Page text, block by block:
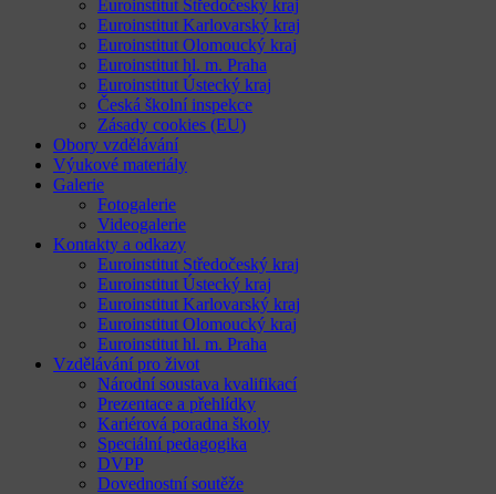
Euroinstitut Středočeský kraj
Euroinstitut Karlovarský kraj
Euroinstitut Olomoucký kraj
Euroinstitut hl. m. Praha
Euroinstitut Ústecký kraj
Česká školní inspekce
Zásady cookies (EU)
Obory vzdělávání
Výukové materiály
Galerie
Fotogalerie
Videogalerie
Kontakty a odkazy
Euroinstitut Středočeský kraj
Euroinstitut Ústecký kraj
Euroinstitut Karlovarský kraj
Euroinstitut Olomoucký kraj
Euroinstitut hl. m. Praha
Vzdělávání pro život
Národní soustava kvalifikací
Prezentace a přehlídky
Kariérová poradna školy
Speciální pedagogika
DVPP
Dovednostní soutěže